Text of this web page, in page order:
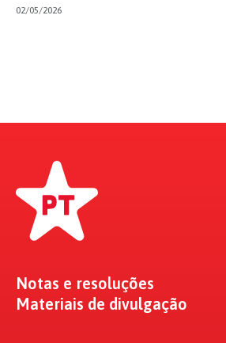
02/05/2026
Notas e resoluções
Materiais de divulgação